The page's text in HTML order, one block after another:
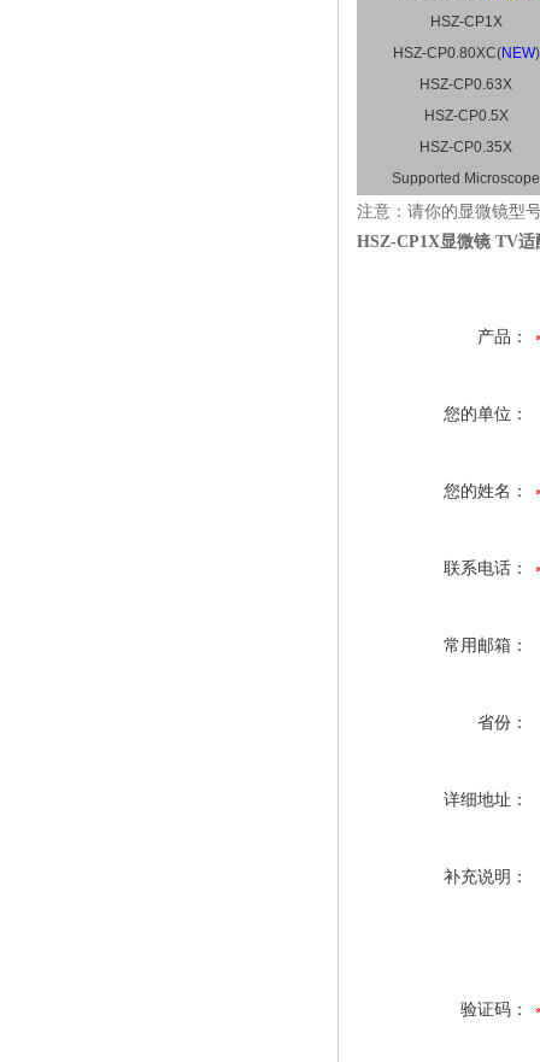
HSZ-CP1X
HSZ-CP0.80XC(NEW)
HSZ-CP0.63X
HSZ-CP0.5X
HSZ-CP0.35X
Supported Microscope
注意：请你的显微镜型
HSZ-CP1X显微镜 TV适
产品：
您的单位：
您的姓名：
联系电话：
常用邮箱：
省份：
详细地址：
补充说明：
验证码：